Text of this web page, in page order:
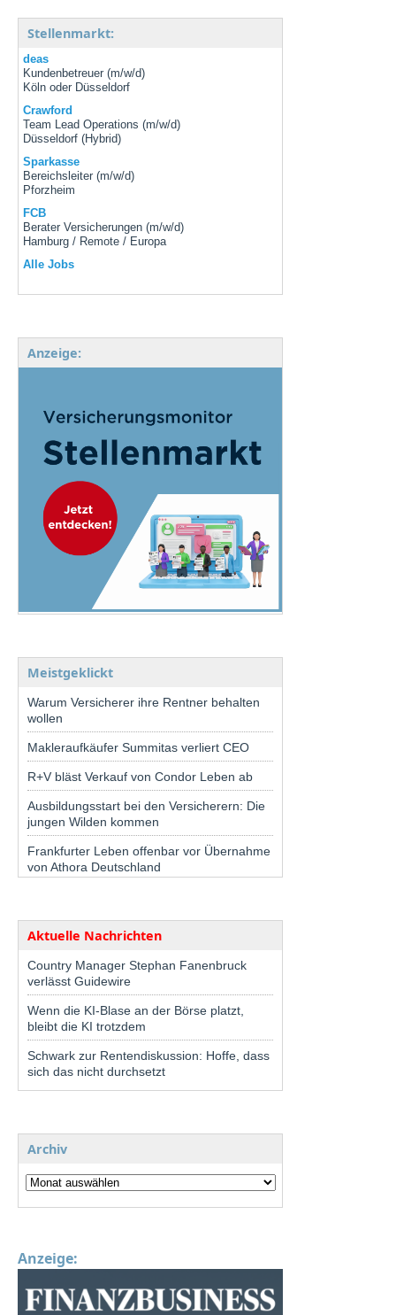
Stellenmarkt:
deas
Kundenbetreuer (m/w/d)
Köln oder Düsseldorf
Crawford
Team Lead Operations (m/w/d)
Düsseldorf (Hybrid)
Sparkasse
Bereichsleiter (m/w/d)
Pforzheim
FCB
Berater Versicherungen (m/w/d)
Hamburg / Remote / Europa
Alle Jobs
Anzeige:
Meistgeklickt
Warum Versicherer ihre Rentner behalten
wollen
Makleraufkäufer Summitas verliert CEO
R+V bläst Verkauf von Condor Leben ab
Ausbildungsstart bei den Versicherern: Die
jungen Wilden kommen
Frankfurter Leben offenbar vor Übernahme
von Athora Deutschland
Aktuelle Nachrichten
Country Manager Stephan Fanenbruck
verlässt Guidewire
Wenn die KI-Blase an der Börse platzt,
bleibt die KI trotzdem
Schwark zur Rentendiskussion: Hoffe, dass
sich das nicht durchsetzt
Archiv
Anzeige: